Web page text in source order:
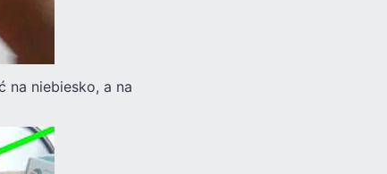
na niebiesko, a na